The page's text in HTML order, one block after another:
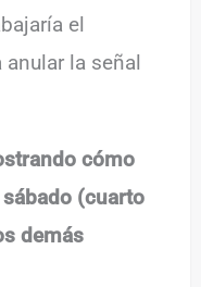
el
la señal
cómo
(cuarto
demás